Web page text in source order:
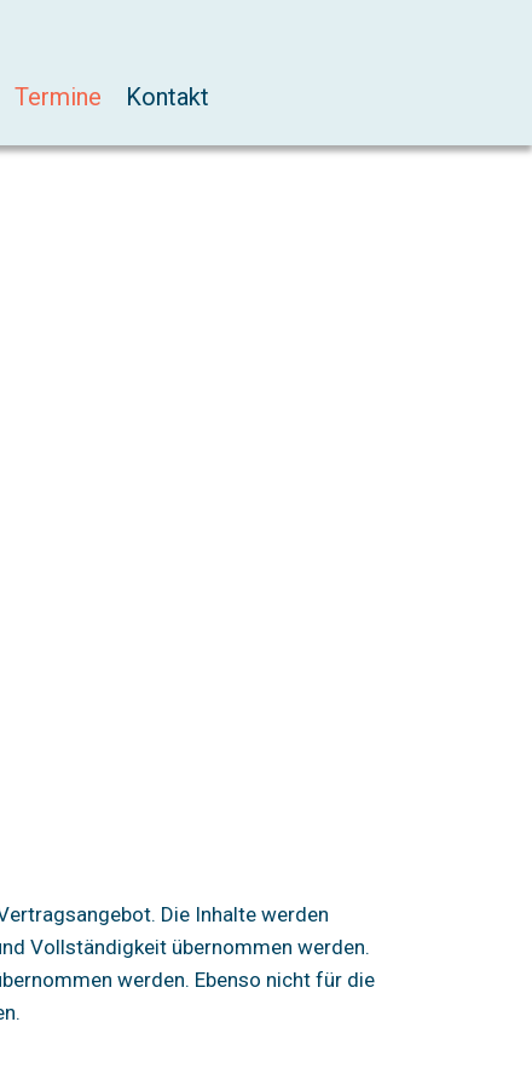
Termine Kontakt
Die Inhalte werden
Vollständigkeit übernommen werden.
werden. Ebenso nicht für die